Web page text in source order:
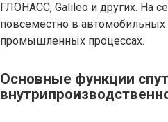
ГЛОНАСС, Galileo и других. На
повсеместно в автомобильных
промышленных процессах.
Основные функции